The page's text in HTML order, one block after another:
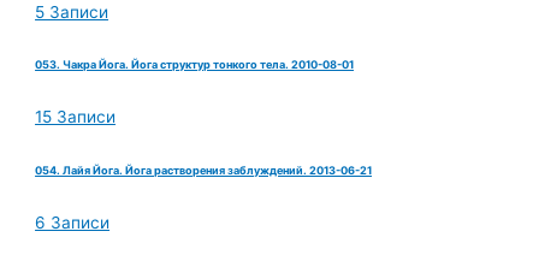
5 Записи
053. Чакра Йога. Йога структур тонкого тела. 2010-08-01
15 Записи
054. Лайя Йога. Йога растворения заблуждений. 2013-06-21
6 Записи